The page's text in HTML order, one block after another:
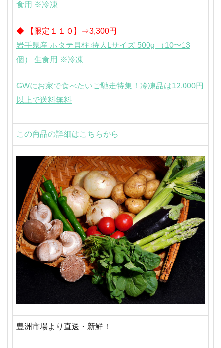
食用 ※冷凍
◆ 【限定１１０】⇒3,300円
岩手県産 ホタテ貝柱 特大Lサイズ 500g （10〜13
個） 生食用 ※冷凍
GWにお家で食べたいご馳走特集！冷凍品は12,000円
以上で送料無料
この商品の詳細はこちらから
豊洲市場より直送・新鮮！